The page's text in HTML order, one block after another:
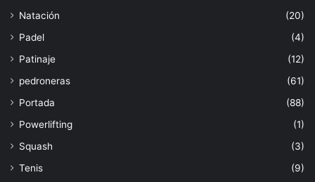
Natación
(20)
Padel
(4)
Patinaje
(12)
pedroneras
(61)
Portada
(88)
Powerlifting
(1)
Squash
(3)
Tenis
(9)